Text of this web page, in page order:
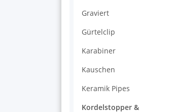
Graviert
Gürtelclip
Karabiner
Kauschen
Keramik Pipes
Kordelstopper &